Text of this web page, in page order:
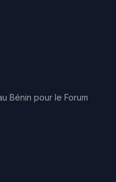
Bénin pour le Forum